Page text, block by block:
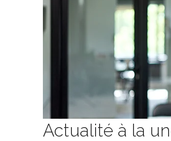
Actualité à la